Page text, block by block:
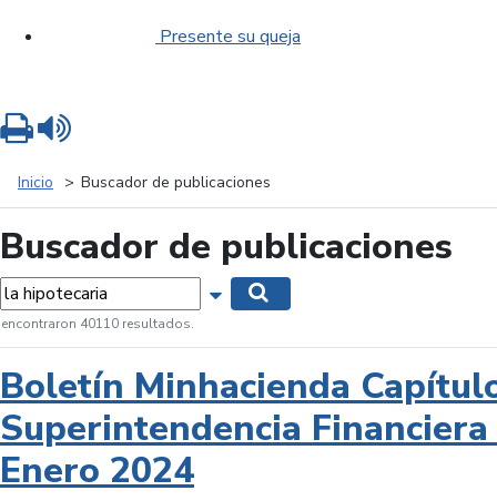
Presente su queja
Inicio Buscador de publicaciones
Buscador de publicaciones
Mostrar opciones de búsqueda
encontraron 40110 resultados.
Boletín Minhacienda
Superintendencia
Enero 2024
Imprimir